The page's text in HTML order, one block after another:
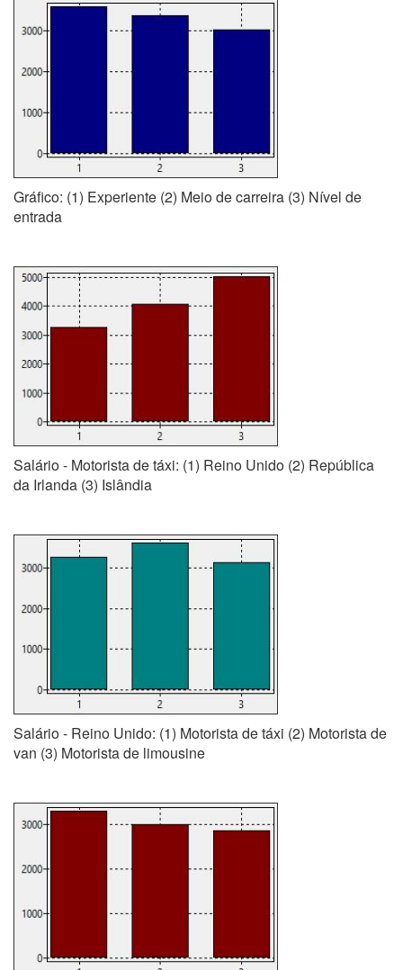
Gráfico: (1) Experiente (2) Meio de carreira (3) Nível de
entrada
Salário - Motorista de táxi: (1) Reino Unido (2) República
da Irlanda (3) Islândia
Salário - Reino Unido: (1) Motorista de táxi (2) Motorista de
van (3) Motorista de limousine